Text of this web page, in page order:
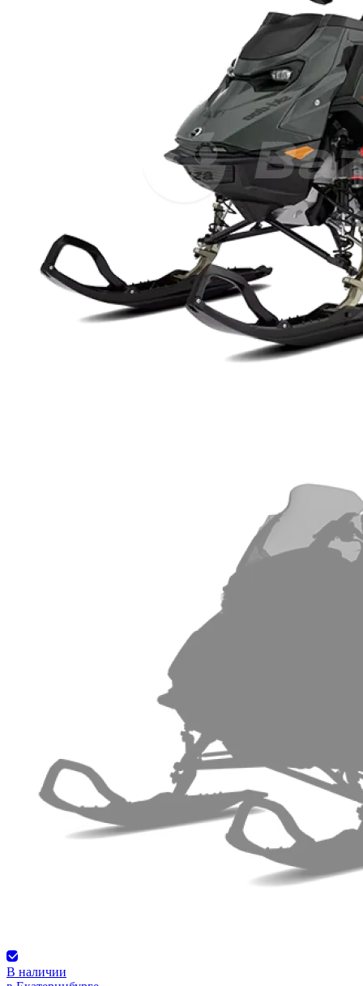
В наличии